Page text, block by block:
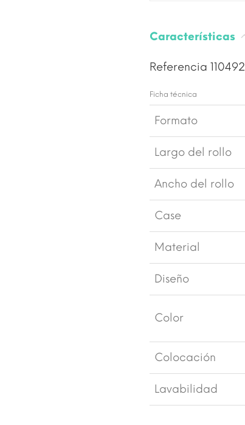
Características
Referencia 110492
Ficha técnica
Formato
Largo del rollo
Ancho del rollo
Case
Material
Diseño
Color
Colocación
Lavabilidad